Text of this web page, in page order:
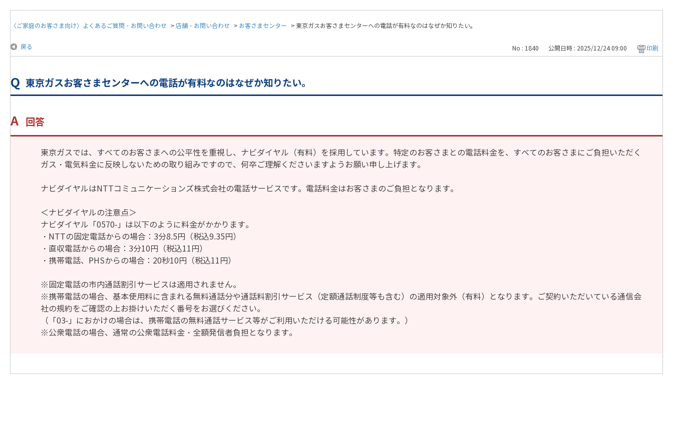
〈ご家庭のお客さま向け〉よくあるご質問・お問い合わせ >店舗・お問い合わせ > お客さまセンター >東京ガスお客さまセンターへの電話が有料なのはなぜか知りたい。
戻る No : 1840 公開日時 : 2025/12/24 09:00 印刷
東京ガスお客さまセンターへの電話が有料なのはなぜか知りたい。
回答
東京ガスでは、すべてのお客さまへの公平性を重視し、ナビダイヤル（有料）を採用しています。特定のお客さまとの電話料金を、すべてのお客さまにご負担いただく
ガス・電気料金に反映しないための取り組みですので、何卒ご理解くださいますようお願い申し上げます。
ナビダイヤルはNTTコミュニケーションズ株式会社の電話サービスです。電話料金はお客さまのご負担となります。
＜ナビダイヤルの注意点＞
ナビダイヤル「0570-」は以下のように料金がかかります。
・NTTの固定電話からの場合：3分8.5円（税込9.35円）
・直収電話からの場合：3分10円（税込11円）
・携帯電話、PHSからの場合：20秒10円（税込11円）
※固定電話の市内通話割引サービスは適用されません。
※携帯電話の場合、基本使用料に含まれる無料通話分や通話料割引サービス（定額通話制度等も含む）の適用対象外（有料）となります。ご契約いただいている通信会
社の規約をご確認の上お掛けいただく番号をお選びください。
（「03-」におかけの場合は、携帯電話の無料通話サービス等がご利用いただける可能性があります。）
※公衆電話の場合、通常の公衆電話料金・全額発信者負担となります。